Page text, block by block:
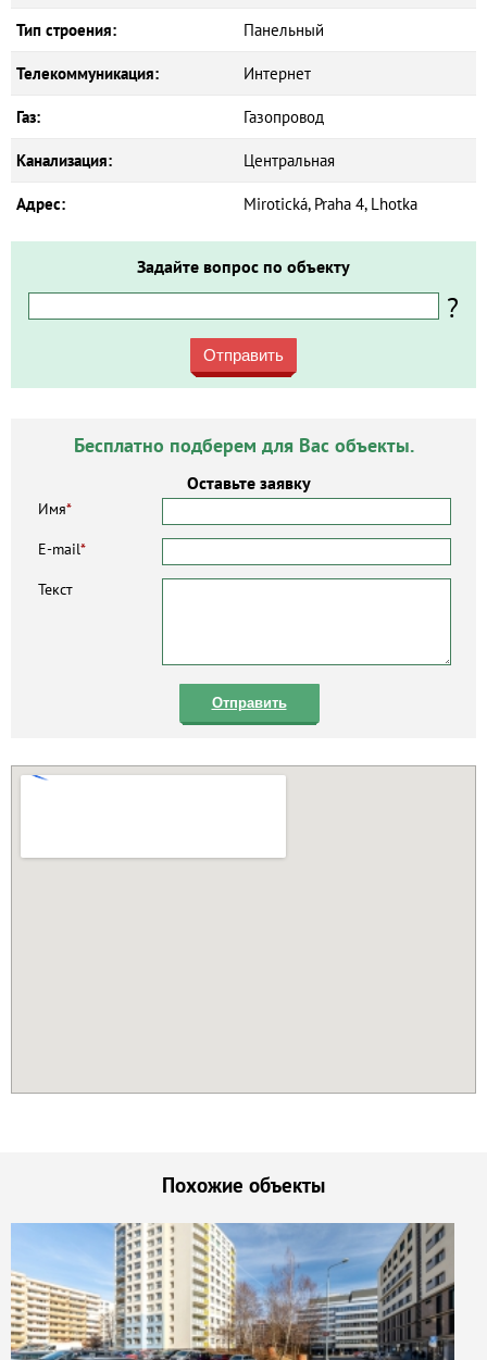
Тип строения: Панельный
Телекоммуникация: Интернет
Газ: Газопровод
Канализация: Центральная
Адрес: Mirotická, Praha 4, Lhotka
Задайте вопрос по объекту
?
Отправить
Бесплатно подберем для Вас объекты.
Оставьте заявку
Имя*
E-mail*
Текст
Отправить
Похожие объекты